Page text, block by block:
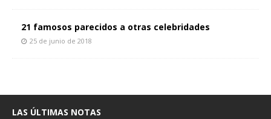
21 famosos parecidos a otras celebridades
25 de junio de 2018
LAS ÚLTIMAS NOTAS